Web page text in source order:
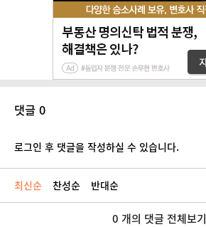
댓글 0
로그인 후 댓글을 작성하실 수 있습니다.
최신순 찬성순 반대순
0 개의 댓글 전체보기